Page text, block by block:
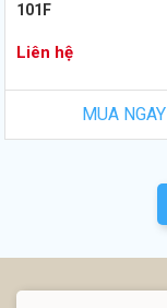
101F
Liên hệ
MUA NGAY